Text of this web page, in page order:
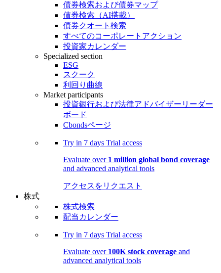
債券検索および債券マップ
債券検索（AI搭載）
債券クオート検索
すべてのコーポレートアクション
投資家カレンダー
Specialized section
ESG
スクーク
利回り曲線
Market participants
投資銀行および法律アドバイザーリーダー
ボード
Cbondsページ
Try in 7 days Trial access
Evaluate over 1 million global bond coverage
and advanced analytical tools
アクセスをリクエスト
株式
株式検索
配当カレンダー
Try in 7 days Trial access
Evaluate over 100K stock coverage and
advanced analytical tools